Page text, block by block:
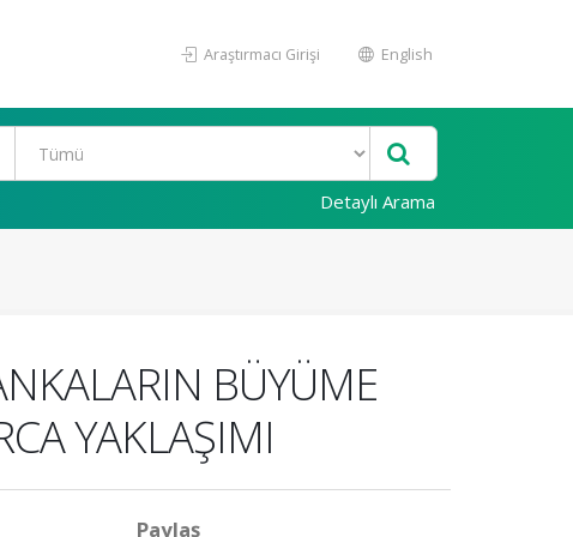
Araştırmacı Girişi English
Detaylı Arama
BÜYÜME
YAKLAŞIMI
Paylaş